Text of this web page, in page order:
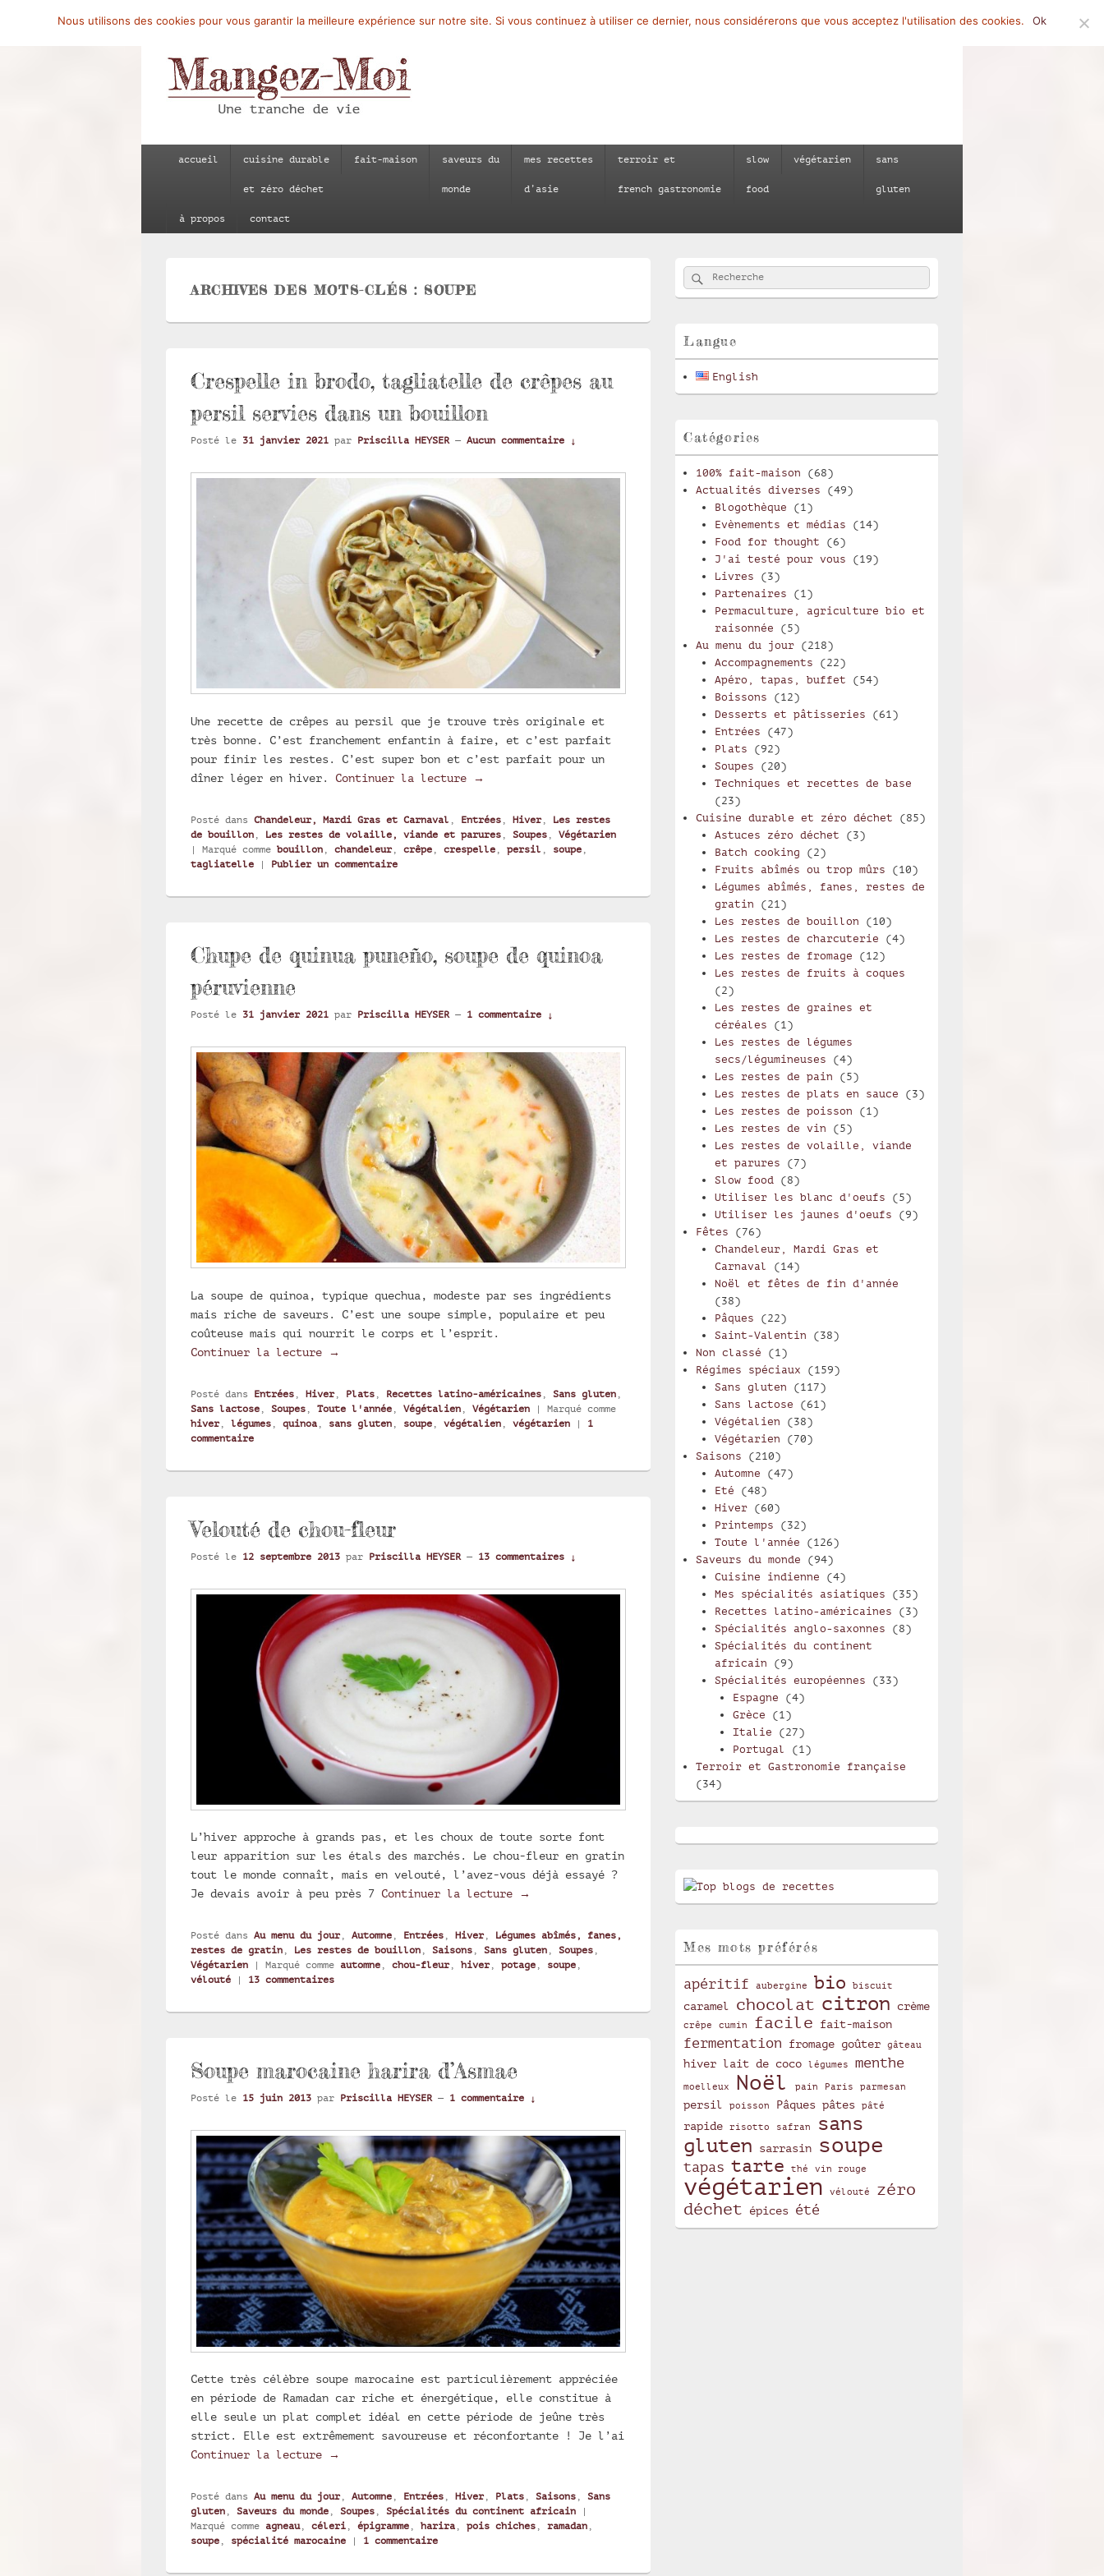
Mangez-Moi.fr
accueil cuisine durable
et zéro déchet
fait-maison saveurs du
monde
mes recettes
d’asie
terroir et
french gastronomie
slow
food
végétarien sans
gluten
à propos contact
ARCHIVES DES MOTS-CLÉS :SOUPE
Crespelle in brodo, tagliatelle de crêpes au
persil servies dans un bouillon
Posté le 31 janvier 2021 par Priscilla HEYSER — Aucun commentaire ↓
Une recette de crêpes au persil que je trouve très originale et
très bonne. C’est franchement enfantin à faire, et c’est parfait
pour finir les restes. C’est super bon et c’est parfait pour un
dîner léger en hiver. Continuer la lecture Crespelle in brodo, tagliatelle de crêpes au persil servies dans un bouillon
→
Posté dans Chandeleur, Mardi Gras et Carnaval Entrées Hiver, Les restes
de bouillon
Les restes de volaille, viande et parures Soupes
Végétarien
| Marqué comme bouillon chandeleur, crêpe crespelle persil soupe
tagliatelle
| Publier un commentaire
Chupe de quinua puneño, soupe de quinoa
péruvienne
Posté le 31 janvier 2021 par Priscilla HEYSER — 1 commentaire ↓
La soupe de quinoa, typique quechua, modeste par ses ingrédients
mais riche de saveurs. C’est une soupe simple, populaire et peu
coûteuse mais qui nourrit le corps et l’esprit.
Continuer la lecture
Chupe de quinua puneño, soupe de quinoa péruvienne
→
Posté dans Entrées Hiver, Plats Recettes latino-américaines Sans gluten
Sans lactose
Soupes Toute l'année Végétalien Végétarien | Marqué comme
hiver, légumes quinoa sans gluten soupe végétalien végétarien | 1
commentaire
Velouté de chou-fleur
Posté le 12 septembre 2013 par Priscilla HEYSER — 13 commentaires ↓
L’hiver approche à grands pas, et les choux de toute sorte font
leur apparition sur les étals des marchés. Le chou-fleur en gratin
tout le monde connaît, mais en velouté, l’avez-vous déjà essayé ?
Je devais avoir à peu près 7 Continuer la lecture Velouté de chou-fleur
→
Posté dans Au menu du jour, Automne , Entrées , Hiver, Légumes abîmés, fanes,
restes de gratin , Les restes de bouillon , Saisons , Sans gluten , Soupes ,
Végétarien
| Marqué comme automne , chou-fleur, hiver, potage , soupe ,
vélouté
| 13 commentaires
Soupe marocaine harira d’Asmae
Posté le 15 juin 2013 par Priscilla HEYSER — 1 commentaire ↓
Cette très célèbre soupe marocaine est particulièrement appréciée
en période de Ramadan car riche et énergétique, elle constitue à
elle seule un plat complet idéal en cette période de jeûne très
strict. Elle est extrêmement savoureuse et réconfortante ! Je l’ai
Continuer la lecture
Soupe marocaine harira d’Asmae
→
Posté dans Au menu du jour, Automne , Entrées , Hiver, Plats , Saisons , Sans
gluten , Saveurs du monde , Soupes , Spécialités du continent africain
|
Marqué comme agneau, céleri , épigramme , harira , pois chiches , ramadan ,
soupe , spécialité marocaine | 1 commentaire
Zone
principale
de
Recherche :
Rechercher
Langue
English
Catégories
100% fait-maison (68)
Actualités diverses (49)
Blogothèque (1)
Evènements et médias (14)
Food for thought (6)
J'ai testé pour vous (19)
Livres (3)
Partenaires (1)
Permaculture, agriculture bio et
raisonnée (5)
Au menu du jour (218)
Accompagnements (22)
Apéro, tapas, buffet (54)
Boissons (12)
Desserts et pâtisseries (61)
Entrées (47)
Plats (92)
Soupes (20)
Techniques et recettes de base
(23)
Cuisine durable et zéro déchet (85)
Astuces zéro déchet (3)
Batch cooking (2)
Fruits abîmés ou trop mûrs (10)
Légumes abîmés, fanes, restes de
gratin (21)
Les restes de bouillon (10)
Les restes de charcuterie (4)
Les restes de fromage (12)
Les restes de fruits à coques
(2)
Les restes de graines et
céréales (1)
Les restes de légumes
secs/légumineuses (4)
Les restes de pain (5)
Les restes de plats en sauce (3)
Les restes de poisson (1)
Les restes de vin (5)
Les restes de volaille, viande
et parures (7)
Slow food(8)
Utiliser les blanc d'oeufs (5)
Utiliser les jaunes d'oeufs (9)
Fêtes (76)
Chandeleur, Mardi Gras et
Carnaval (14)
Noël et fêtes de fin d'année
(38)
Pâques (22)
Saint-Valentin (38)
Non classé (1)
Régimes spéciaux (159)
Sans gluten (117)
Sans lactose (61)
Végétalien (38)
Végétarien (70)
Saisons (210)
Automne (47)
Eté (48)
Hiver(60)
Printemps (32)
Toute l'année (126)
Saveurs du monde (94)
Cuisine indienne (4)
Mes spécialités asiatiques (35)
Recettes latino-américaines (3)
Spécialités anglo-saxonnes (8)
Spécialités du continent
africain (9)
Spécialités européennes (33)
Espagne (4)
Grèce (1)
Italie (27)
Portugal
(1)
Terroir et Gastronomie française
(34)
Mes mots préférés
apéritif aubergine bio biscuit
caramel chocolat citron crème
crêpe cumin facile fait-maison
fermentation fromage goûter gâteau
hiver lait de coco légumes menthe
moelleux Noël pain Paris parmesan
persil poisson Pâques pâtes pâté
rapide risotto safran
sans
gluten
sarrasin soupe
tapas tarte thé vin rouge
végétarien vélouté
zéro
déchet
épices été
Nous utilisons des cookies pour vous garantir la meilleure expérience sur notre site. Si vous continuez à utiliser ce dernier, nous considérerons que vous acceptez l'utilisation des cookies. Ok